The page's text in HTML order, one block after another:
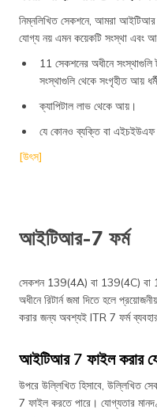
নিম্নলিখিত সেকশনে, আমরা আইটিআর
যোগ্য নয় এমন কয়েকটি সংস্থা এবং
11 সেকশনের অধীনে
সংস্থাগুলি থেকে সংগৃহীত আয়
ক্যাপিটাল লাভ থেকে আয়।
যে কোনও ব্যক্তি বা এইচইউএফ
[উৎস]
আইটিআর-7 ফর্ম
সেকশন 139(4A) বা 139(4C) বা
অধীনে রিটার্ন জমা দিতে হলে
করার জন্য অবশ্যই ITR 7 ফর্ম
আইটিআর 7 ফাইল করার
উপরে উল্লিখিত হিসাবে, উল্লিখিত
7 ফাইল করতে পারে। যোগ্যতার